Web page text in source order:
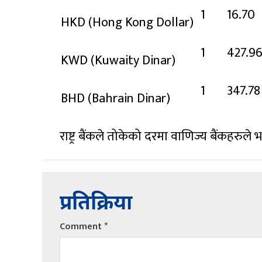
HKD(Hong Kong Dollar) 1 16.70
KWD(Kuwaity Dinar) 1 427.96
BHD(Bahrain Dinar) 1 347.78
राष्ट्र बैंकले तोकेको दरमा वाणिज्य
प्रतिक्रिया
Comment*